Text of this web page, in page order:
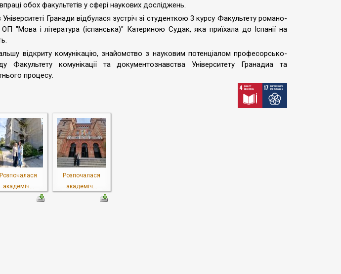
обох факультетів у сфері наукових досліджень.
Гранади відбулася зустріч зі студенткою 3 курсу Факультету романо-
ОП "Мова і література (іспанська)" Катериною Судак, яка приїхала до Іспанії на
відкриту комунікацію, знайомство з науковим потенціалом професорсько-
Факультету комунікації та документознавства Університету Гранадиа та
процесу.
Розпочалася
академіч...
Розпочалася
академіч...